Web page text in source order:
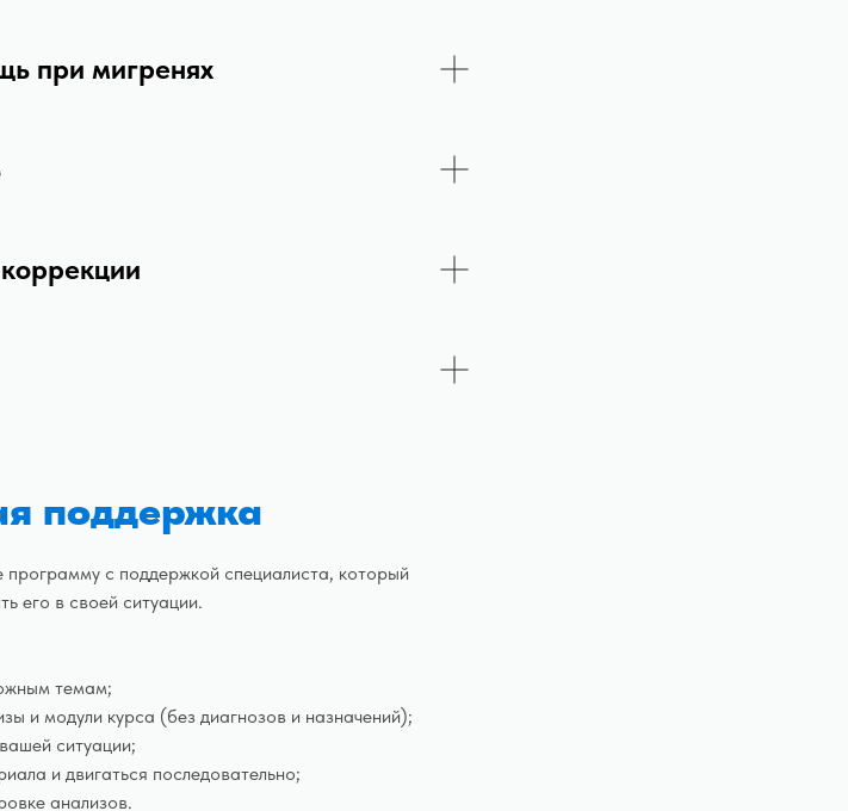
при мигренях
поддержка
с поддержкой специалиста, который
его в своей ситуации.
темам;
и модули курса (без диагнозов и назначений);
ситуации;
и двигаться последовательно;
анализов.